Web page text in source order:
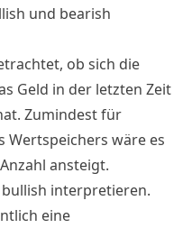
und bearish
ob sich die
Geld in der letzten Zeit
Zumindest für
Wertspeichers wäre es
ansteigt.
interpretieren.
eine